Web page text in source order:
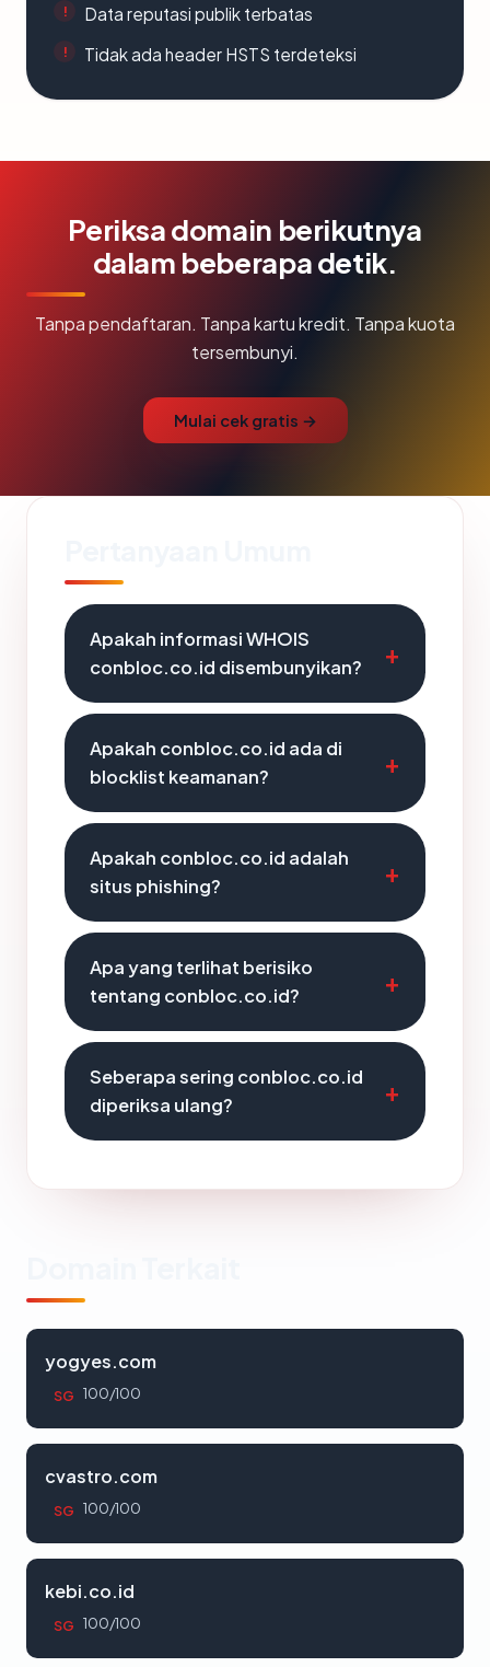
Data reputasi publik terbatas
Tidak ada header HSTS terdeteksi
Periksa domain berikutnya
dalam beberapa detik.
Tanpa pendaftaran. Tanpa kartu kredit. Tanpa kuota
tersembunyi.
Mulai cek gratis →
Apakah informasi WHOIS
conbloc.co.id disembunyikan?
Apakah conbloc.co.id ada di
blocklist keamanan?
Apakah conbloc.co.id adalah
situs phishing?
Apa yang terlihat berisiko
tentang conbloc.co.id?
Seberapa sering conbloc.co.id
diperiksa ulang?
yogyes.com
SG 100/100
cvastro.com
SG 100/100
kebi.co.id
SG 100/100